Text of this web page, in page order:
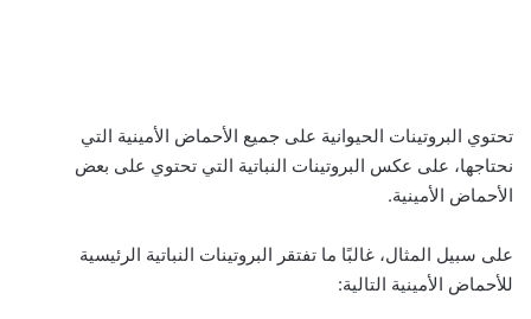
تحتوي البروتينات الحيوانية على جميع الأحماض الأمينية التي
نحتاجها، على عكس البروتينات النباتية التي تحتوي على بعض
الأحماض الأمينية.
على سبيل المثال، غالبًا ما تفتقر البروتينات النباتية الرئيسية
للأحماض الأمينية التالية: